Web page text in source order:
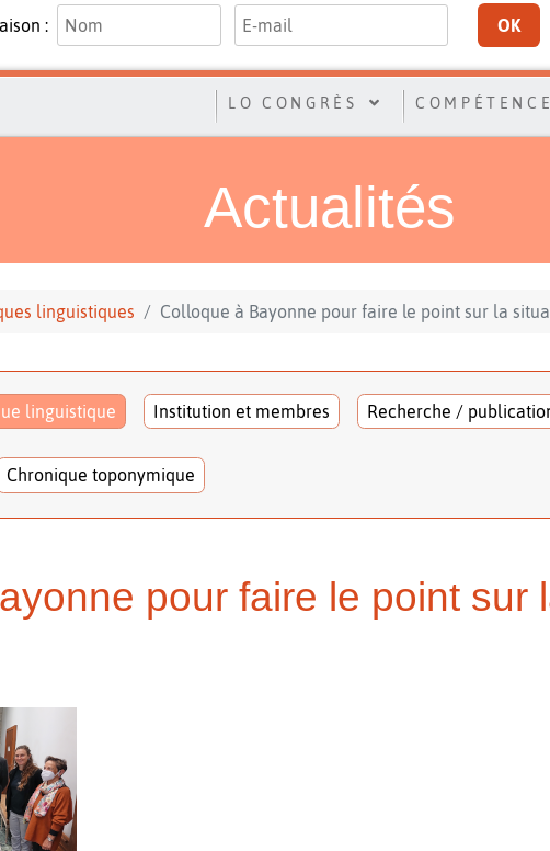
: OK
LO CONGRÈS
Actualités
linguistiques Colloque à Bayonne pour faire le point sur la
linguistique Institution et membres Recherche /
Chronique toponymique
pour faire le point sur